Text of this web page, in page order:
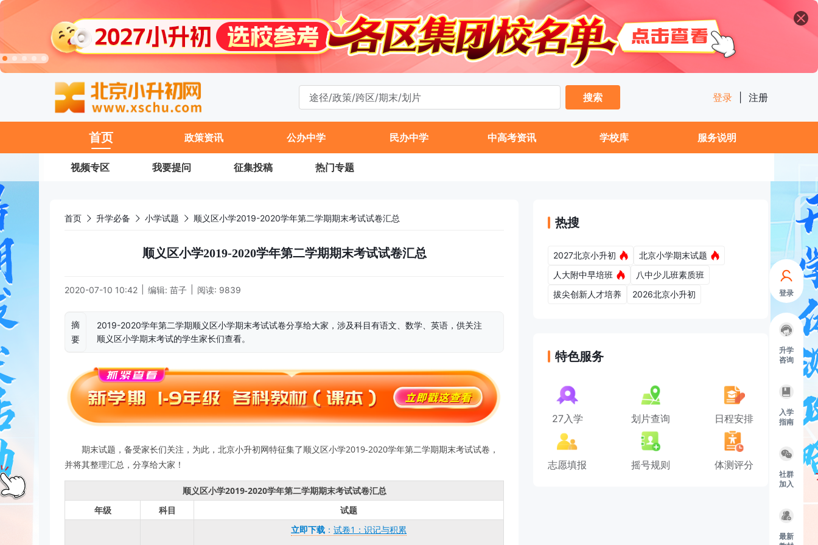
登录
升学
咨询
入学
指南
社群
加入
最新
搜索
登录 注册
首页 政策资讯 公办中学 民办中学 中高考资讯 学校库 服务说明
视频专区 我要提问 征集投稿 热门专题
首页 升学必备 小学试题 顺义区小学2019-2020学年第二学期期末考试试卷汇总
顺义区小学2019-2020学年第二学期期末考试试卷汇总
2020-07-10 10:42 编辑: 苗子 阅读: 9839
摘
要
2019-2020学年第二学期顺义区小学期末考试试卷分享给大家，涉及科目有语文、数学、英语，供关注
顺义区小学期末考试的学生家长们查看。
期末试题，备受家长们关注，为此，北京小升初网特征集了顺义区小学2019-2020学年第二学期期末考试试卷，
并将其整理汇总，分享给大家！
顺义区小学2019-2020学年第二学期期末考试试卷汇总
年级
科目
试题
立即下载 ： 试卷1：识记与积累
热搜
2027北京小升初
北京小学期末试题
人大附中早培班
八中少儿班素质班
拔尖创新人才培养
2026北京小升初
特色服务
27入学 划片查询 日程安排
志愿填报 摇号规则 体测评分